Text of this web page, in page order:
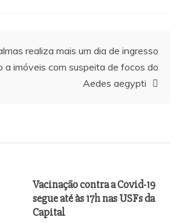
realiza mais um dia de ingresso
a imóveis com suspeita de focos do
Aedes aegypti
Vacinação contra a Covid-19
segue até às 17h nas USFs da
Capital